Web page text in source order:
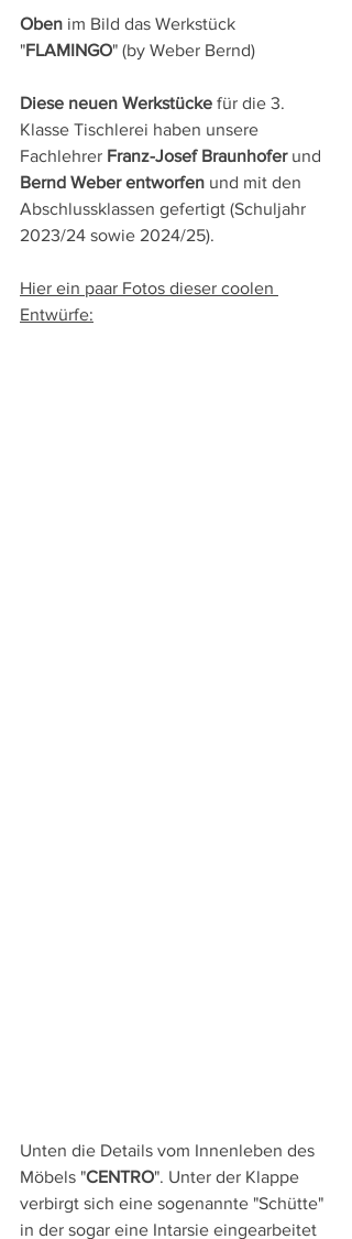
Oben im Bild das Werkstück
"FLAMINGO" (by Weber Bernd)
Diese neuen Werkstücke für die 3.
Klasse Tischlerei haben unsere
Fachlehrer Franz-Josef Braunhofer und
Bernd Weber entworfen und mit den
Abschlussklassen gefertigt (Schuljahr
2023/24 sowie 2024/25).
Hier ein paar Fotos dieser coolen
Entwürfe:
Unten die Details vom Innenleben des
Möbels "CENTRO". Unter der Klappe
verbirgt sich eine sogenannte "Schütte"
in der sogar eine Intarsie eingearbeitet